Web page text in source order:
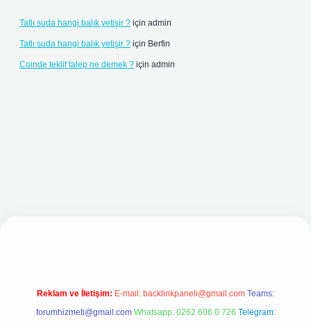
Tatlı suda hangi balık yetişir ? için admin
Tatlı suda hangi balık yetişir ? için Berfin
Coinde teklif talep ne demek ? için admin
Reklam ve İletişim: E-mail: backlinkpaneli@gmail.com Teams:
forumhizmeti@gmail.com Whatsapp: 0262 606 0 726 Telegram: